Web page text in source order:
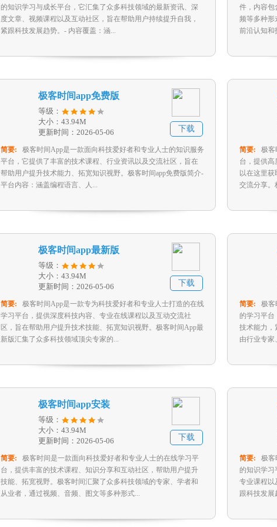
的知识学习与成长平台，它汇集了众多科技领域的最新资讯、深
度文章、视频课程以及互动社区，旨在帮助用户持续提升自我，
紧跟科技发展趋势。- 内容覆盖：涵...
件，内容包
频等多种形
前沿认知和
极客时间app免费版
等级：
大小：43.94M
更新时间：2026-05-06
下载
简要:
极客时间App是一款面向科技爱好者和专业人士的知识服务
平台，它提供了丰富的技术课程、行业资讯以及交流社区，旨在
帮助用户提升技术能力、拓宽知识视野。极客时间app免费版简介-
平台内容：涵盖编程语言、人...
简要:
极客
台，提供
以在这里
交流分享。
极客时间app最新版
等级：
大小：43.94M
更新时间：2026-05-06
下载
简要:
极客时间App是一款专为科技爱好者和专业人士打造的在线
学习平台，提供深度科技内容、专业在线课程以及互动交流社
区，旨在帮助用户提升技术技能、拓宽知识视野。极客时间App最
新版汇集了众多科技领域顶尖专家的...
简要:
极客
的学习平
技术能力，
由行业专家
极客时间app安装
等级：
大小：43.94M
更新时间：2026-05-06
下载
简要:
极客时间是一款面向科技爱好者和专业人士的在线学习平
台，提供丰富的技术课程、知识分享和互动社区，帮助用户提升
技能、拓宽视野。极客时间汇聚了众多科技领域的专家、学者和
从业者，通过视频、音频、图文等多种形式...
简要:
极客
的知识学习
专业课程以
跟科技发展